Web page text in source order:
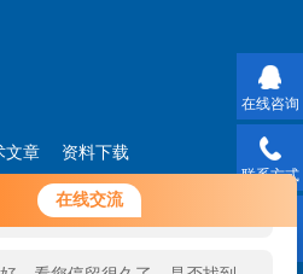
在线交流
好！欢迎前来咨询，很高兴为您
务，请问您要咨询什么问题呢？
文章
资料下载
在线咨询
联系方式